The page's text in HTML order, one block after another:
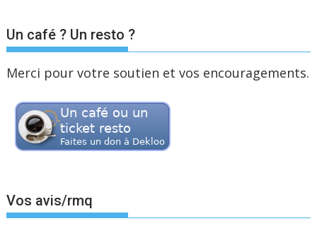
Un café ? Un resto ?
Merci pour votre soutien et vos encouragements.
Vos avis/rmq